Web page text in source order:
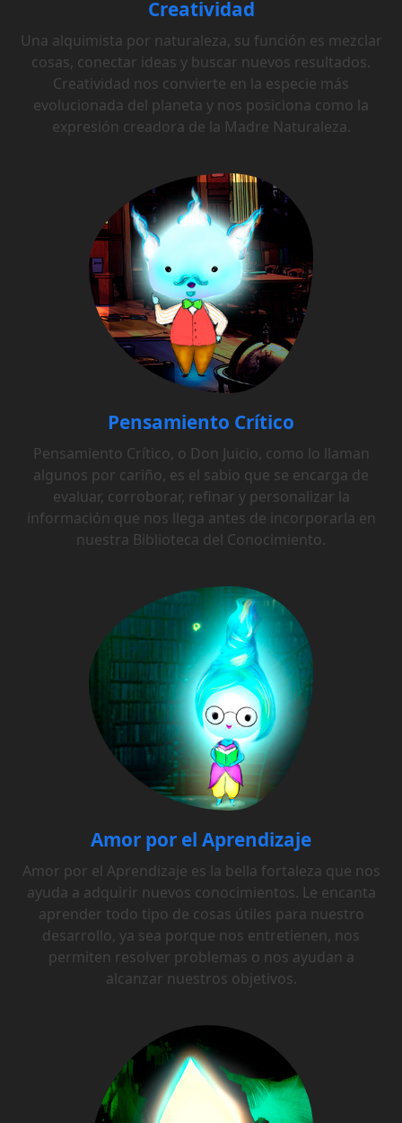
Creatividad
Una alquimista por naturaleza, su función es mezclar
cosas, conectar ideas y buscar nuevos resultados.
Creatividad nos convierte en la especie más
evolucionada del planeta y nos posiciona como la
expresión creadora de la Madre Naturaleza.
Pensamiento Crítico
Pensamiento Crítico, o Don Juicio, como lo llaman
algunos por cariño, es el sabio que se encarga de
evaluar, corroborar, refinar y personalizar la
información que nos llega antes de incorporarla en
nuestra Biblioteca del Conocimiento.
Amor por el Aprendizaje
Amor por el Aprendizaje es la bella fortaleza que nos
ayuda a adquirir nuevos conocimientos. Le encanta
aprender todo tipo de cosas útiles para nuestro
desarrollo, ya sea porque nos entretienen, nos
permiten resolver problemas o nos ayudan a
alcanzar nuestros objetivos.